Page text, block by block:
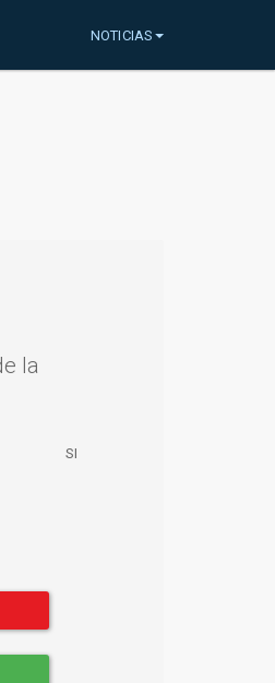
NOTICIAS
la
SI